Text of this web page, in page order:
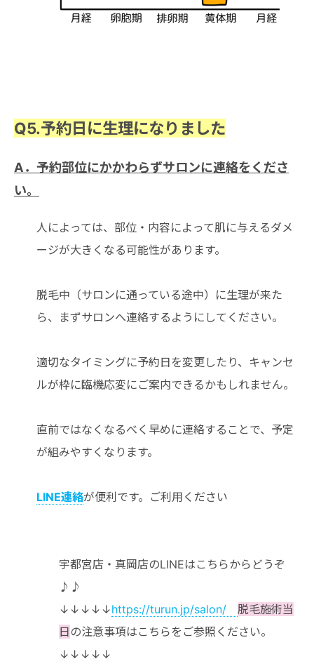
Q5.予約日に生理になりました
A．予約部位にかかわらずサロンに連絡をくださ
い。
人によっては、部位・内容によって肌に与えるダメ
ージが大きくなる可能性があります。
脱毛中（サロンに通っている途中）に生理が来た
ら、まずサロンへ連絡するようにしてください。
適切なタイミングに予約日を変更したり、キャンセ
ルが枠に臨機応変にご案内できるかもしれません。
直前ではなくなるべく早めに連絡することで、予定
が組みやすくなります。
LINE連絡が便利です。ご利用ください
宇都宮店・真岡店のLINEはこちらからどうぞ
♪♪
↓↓↓↓↓https://turun.jp/salon/ 脱毛施術当
日 の注意事項はこちらをご参照ください。
↓↓↓↓↓